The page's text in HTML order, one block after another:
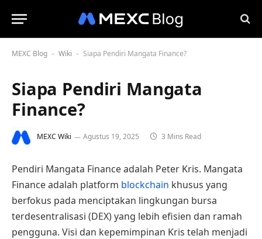
MEXC Blog - Wiki - Siapa Pendiri Mangata Finance?
Siapa Pendiri Mangata
Finance?
MEXC Wiki Agustus 19, 2025 3 Mins Read
Pendiri Mangata Finance adalah Peter Kris. Mangata
Finance adalah platform blockchain khusus yang
berfokus pada menciptakan lingkungan bursa
terdesentralisasi (DEX) yang lebih efisien dan ramah
pengguna. Visi dan kepemimpinan Kris telah menjadi